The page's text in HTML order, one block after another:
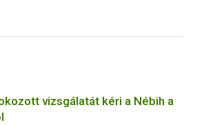
vizsgálatát kéri a Nébih a